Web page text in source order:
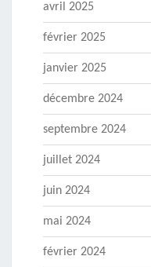
avril 2025
février 2025
janvier 2025
décembre 2024
septembre 2024
juillet 2024
juin 2024
mai 2024
février 2024